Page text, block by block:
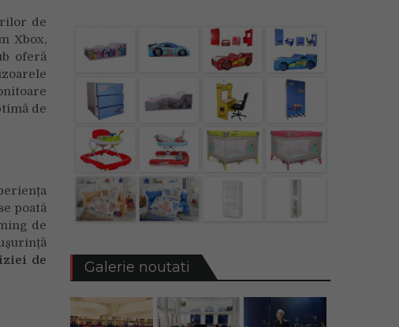
de
Xbox,
oferă
de
poată
de
de
Galerie noutati